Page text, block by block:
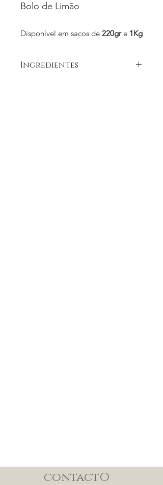
Bolo de Limão
Disponível em sacos de 220gr e 1Kg
Ingredientes
contactO